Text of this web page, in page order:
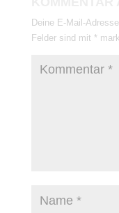
Deine E-Mail-
Felder sind mit *